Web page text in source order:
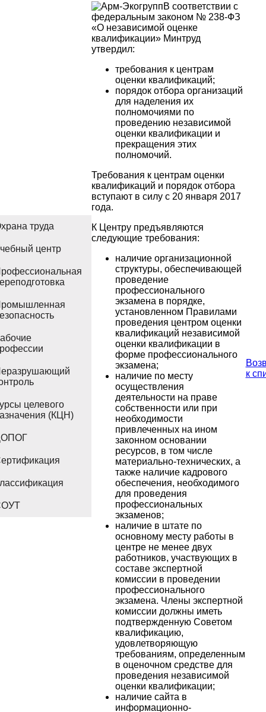
труда
центр
целевого
(КЦН)
В соответствии с
федеральным законом № 238-ФЗ
«О независимой оценке
квалификации» Минтруд
утвердил:
требования к центрам
оценки квалификаций;
порядок отбора организаций
для наделения их
полномочиями по
проведению независимой
оценки квалификации и
прекращения этих
полномочий.
Требования к центрам оценки
квалификаций и порядок отбора
вступают в силу с 20 января 2017
года.
К Центру предъявляются
следующие требования:
наличие организационной
структуры, обеспечивающей
проведение
профессионального
экзамена в порядке,
установленном Правилами
проведения центром оценки
квалификаций независимой
оценки квалификации в
форме профессионального
экзамена;
наличие по месту
осуществления
деятельности на праве
собственности или при
необходимости
привлеченных на ином
законном основании
ресурсов, в том числе
материально-технических, а
также наличие кадрового
обеспечения, необходимого
для проведения
профессиональных
экзаменов;
наличие в штате по
основному месту работы в
центре не менее двух
работников, участвующих в
составе экспертной
комиссии в проведении
профессионального
экзамена. Члены экспертной
комиссии должны иметь
подтвержденную Советом
квалификацию,
удовлетворяющую
требованиям, определенным
в оценочном средстве для
проведения независимой
оценки квалификации;
наличие сайта в
информационно-
к